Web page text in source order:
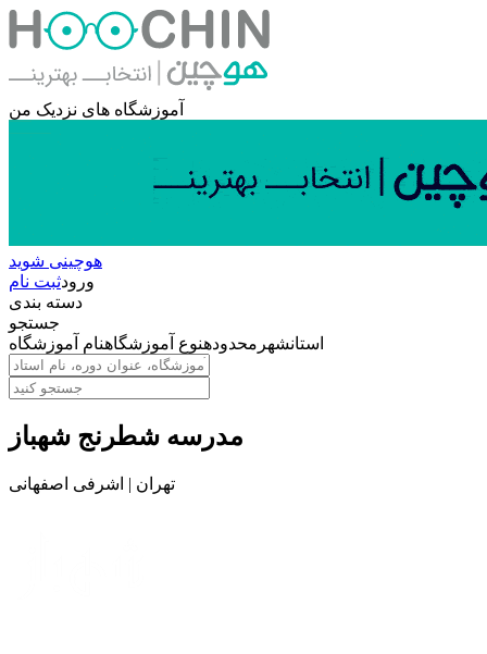
آموزشگاه های نزدیک من
هوچینی شوید
ورودثبت نام
دسته بندی
جستجو
استانشهر محدودهنوع آموزشگاهنام آموزشگاه
مدرسه شطرنج شهباز
تهران | اشرفی اصفهانی